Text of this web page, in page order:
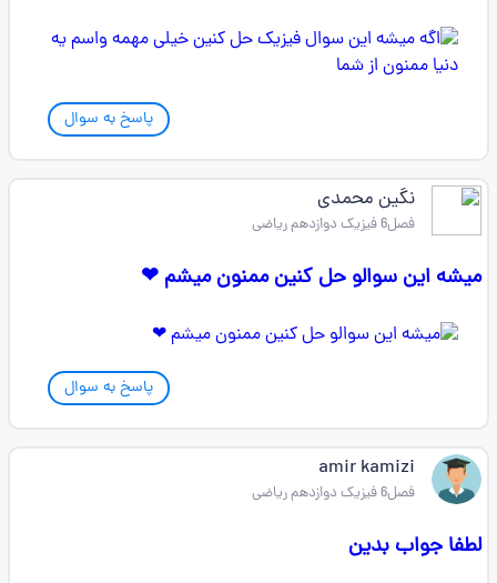
پاسخ به سوال
نگین محمدی
فصل6 فیزیک دوازدهم ریاضی
میشه این سوالو حل کنین ممنون میشم ❤
پاسخ به سوال
amir kamizi
فصل6 فیزیک دوازدهم ریاضی
لطفا جواب بدین